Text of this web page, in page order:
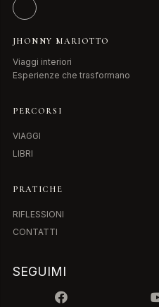
JHONNY MARIOTTO
Viaggi interiori
Esperienze che trasformano
PERCORSI
VIAGGI
LIBRI
PRATICHE
RIFLESSIONI
CONTATTI
SEGUIMI